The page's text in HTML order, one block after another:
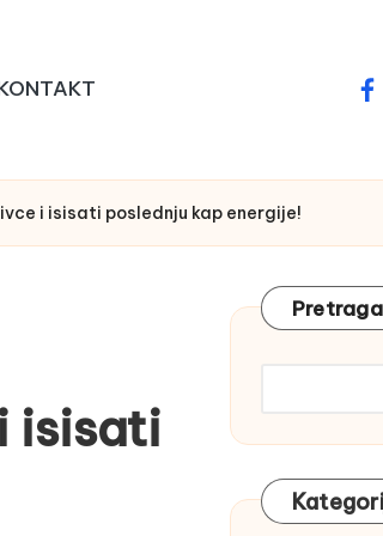
i isisati poslednju kap energije!
isisati
Pretraga